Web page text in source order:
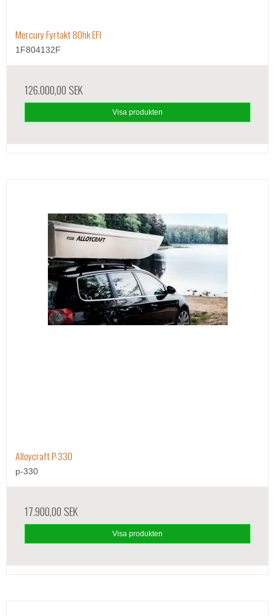
Mercury Fyrtakt 80hk EFI
1F804132F
126.000,00 SEK
Visa produkten
Alloycraft P-330
p-330
17.900,00 SEK
Visa produkten